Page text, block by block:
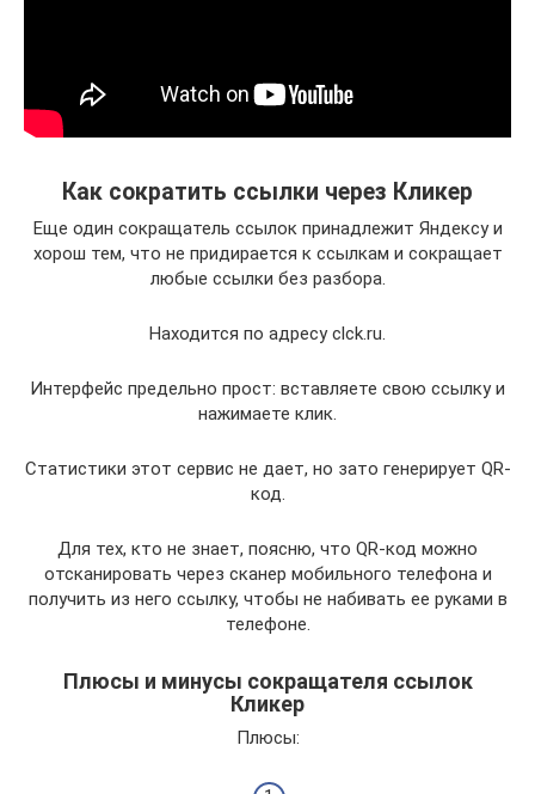
Как сократить ссылки через Кликер
Еще один сокращатель ссылок принадлежит Яндексу и
хорош тем, что не придирается к ссылкам и сокращает
любые ссылки без разбора.
Находится по адресу clck.ru.
Интерфейс предельно прост: вставляете свою ссылку и
нажимаете клик.
Статистики этот сервис не дает, но зато генерирует QR-
код.
Для тех, кто не знает, поясню, что QR-код можно
отсканировать через сканер мобильного телефона и
получить из него ссылку, чтобы не набивать ее руками в
телефоне.
Плюсы и минусы сокращателя ссылок
Кликер
Плюсы: